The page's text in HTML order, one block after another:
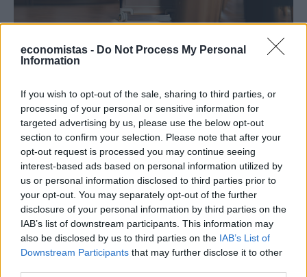
economistas - Do Not Process My Personal
Information
If you wish to opt-out of the sale, sharing to third parties, or
processing of your personal or sensitive information for
targeted advertising by us, please use the below opt-out
section to confirm your selection. Please note that after your
opt-out request is processed you may continue seeing
interest-based ads based on personal information utilized by
us or personal information disclosed to third parties prior to
your opt-out. You may separately opt-out of the further
disclosure of your personal information by third parties on the
IAB’s list of downstream participants. This information may
also be disclosed by us to third parties on the IAB’s List of
Downstream Participants that may further disclose it to other
ΔΙΕΘΝΗ
Ποια αεροπορική χρεώνει πλέον και τη
Τα φθηνά αεροπορικά εισιτήρια κινδυνεύουν να μείνουν φθηνά
μόνο στη θεωρία, καθώς ολοένα και περισσότερες αεροπορικές
εταιρείες χαμηλού κόστους χρεώνουν ξεχωριστά υπηρεσίες που
μέχρι πρότινος θεωρούνται αυτονόητες.
NEWSROOM /06 Αυγ 2026